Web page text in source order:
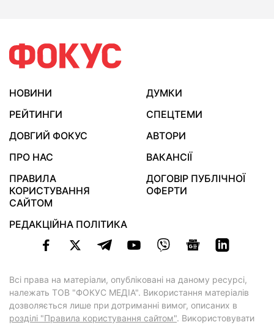
НОВИНИ
ДУМКИ
РЕЙТИНГИ
СПЕЦТЕМИ
ДОВГИЙ ФОКУС
АВТОРИ
ПРО НАС
ВАКАНСІЇ
ПРАВИЛА
КОРИСТУВАННЯ
САЙТОМ
ДОГОВІР ПУБЛІЧНОЇ
ОФЕРТИ
РЕДАКЦІЙНА ПОЛІТИКА
Всі права на матеріали, опубліковані на даному ресурсі,
належать ТОВ "ФОКУС МЕДІА". Використання матеріалів
дозволяється лише при дотриманні вимог, описаних в
розділі "Правила користування сайтом". Використовувати